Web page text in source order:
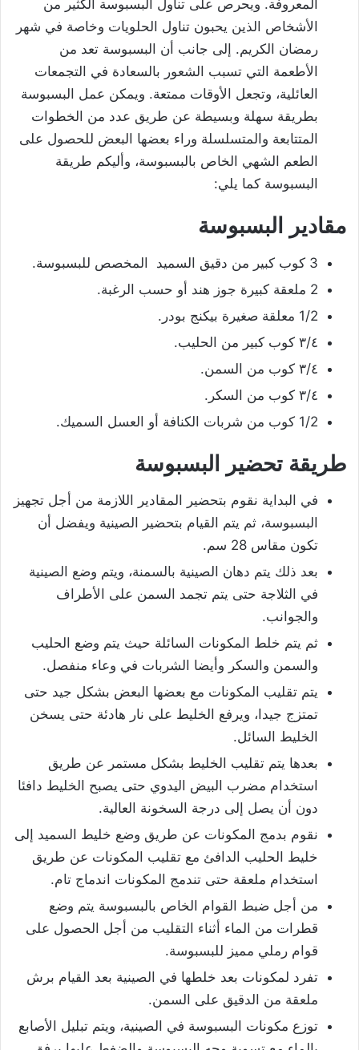
المعروفة. ويحرص على تناول البسبوسة الكثير من
الأشخاص الذين يحبون تناول الحلويات وخاصة في شهر
رمضان الكريم. إلى جانب أن البسبوسة تعد من
الأطعمة التي تسبب الشعور بالسعادة في التجمعات
العائلية، وتجعل الأوقات ممتعة. ويمكن عمل البسبوسة
بطريقة سهلة وبسيطة عن طريق عدد من الخطوات
المتتابعة والمتسلسلة وراء بعضها البعض للحصول على
الطعم الشهي الخاص بالبسبوسة، وأليكم طريقة
البسبوسة كما يلي:
مقادير البسبوسة
3 كوب كبير من دقيق السميد المخصص للبسبوسة.
2 ملعقة كبيرة جوز هند أو حسب الرغبة.
1/2 معلقة صغيرة بيكنج بودر.
٣/٤ كوب كبير من الحليب.
٣/٤ كوب من السمن.
٣/٤ كوب من السكر.
1/2 كوب من شربات الكنافة أو العسل السميك.
طريقة تحضير البسبوسة
في البداية نقوم بتحضير المقادير اللازمة من أجل تجهيز
البسبوسة، ثم يتم القيام بتحضير الصينية ويفضل أن
تكون مقاس 28 سم.
بعد ذلك يتم دهان الصينية بالسمنة، ويتم وضع الصينية
في الثلاجة حتى يتم تجمد السمن على الأطراف
والجوانب.
ثم يتم خلط المكونات السائلة حيث يتم وضع الحليب
والسمن والسكر وأيضا الشربات في وعاء منفصل.
يتم تقليب المكونات مع بعضها البعض بشكل جيد حتى
تمتزج جيدا، ويرفع الخليط على نار هادئة حتى يسخن
الخليط السائل.
بعدها يتم تقليب الخليط بشكل مستمر عن طريق
استخدام مضرب البيض اليدوي حتى يصبح الخليط دافئا
دون أن يصل إلى درجة السخونة العالية.
نقوم بدمج المكونات عن طريق وضع خليط السميد إلى
خليط الحليب الدافئ مع تقليب المكونات عن طريق
استخدام ملعقة حتى تندمج المكونات اندماج تام.
من أجل ضبط القوام الخاص بالبسبوسة يتم وضع
قطرات من الماء أثناء التقليب من أجل الحصول على
قوام رملي مميز للبسبوسة.
تفرد لمكونات بعد خلطها في الصينية بعد القيام برش
ملعقة من الدقيق على السمن.
توزع مكونات البسبوسة في الصينية، ويتم تبليل الأصابع